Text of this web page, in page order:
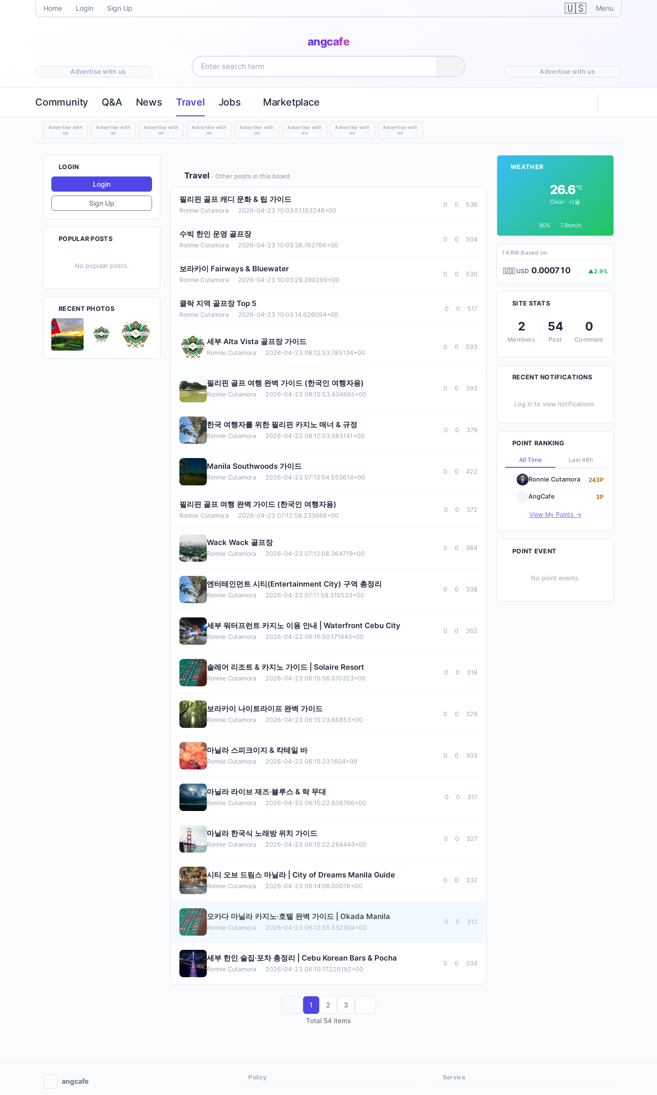
Home Login Sign Up 🇺🇸 Menu
Advertise with us
angcafe
Advertise with us
Community Q&A News Travel Jobs Marketplace
Advertise with
us
Advertise with
us
Advertise with
us
Advertise with
us
Advertise with
us
Advertise with
us
Advertise with
us
Advertise with
us
LOGIN
Login
Sign Up
POPULAR POSTS
No popular posts.
RECENT PHOTOS
Travel · Other posts in this board
필리핀 골프 캐디 문화 & 팁 가이드
Ronnie Cutamora 2026-04-23 10:03:51.153248+00
0 0 536
수빅 한인 운영 골프장
Ronnie Cutamora 2026-04-23 10:03:38.762766+00
0 0 504
보라카이 Fairways & Bluewater
Ronnie Cutamora 2026-04-23 10:03:29.390269+00
0 0 530
클락 지역 골프장 Top 5
Ronnie Cutamora 2026-04-23 10:03:14.626094+00
0 0 517
세부 Alta Vista 골프장 가이드
Ronnie Cutamora 2026-04-23 08:12:53.785134+00
0 0 593
필리핀 골프 여행 완벽 가이드 (한국인 여행자용)
Ronnie Cutamora 2026-04-23 08:12:53.434665+00
0 0 393
한국 여행자를 위한 필리핀 카지노 매너 & 규정
Ronnie Cutamora 2026-04-23 08:12:53.083141+00
0 0 379
Manila Southwoods 가이드
Ronnie Cutamora 2026-04-23 07:13:04.553614+00
0 0 422
필리핀 골프 여행 완벽 가이드 (한국인 여행자용)
Ronnie Cutamora 2026-04-23 07:12:58.233668+00
0 0 372
Wack Wack 골프장
Ronnie Cutamora 2026-04-23 07:12:08.364719+00
0 0 364
엔터테인먼트 시티(Entertainment City) 구역 총정리
Ronnie Cutamora 2026-04-23 07:11:58.310533+00
0 0 338
세부 워터프런트 카지노 이용 안내 | Waterfront Cebu City
Ronnie Cutamora 2026-04-23 06:16:50.171943+00
0 0 362
솔레어 리조트 & 카지노 가이드 | Solaire Resort
Ronnie Cutamora 2026-04-23 06:15:56.010323+00
0 0 319
보라카이 나이트라이프 완벽 가이드
Ronnie Cutamora 2026-04-23 06:15:23.66853+00
0 0 329
마닐라 스피크이지 & 칵테일 바
Ronnie Cutamora 2026-04-23 06:15:23.1604+00
0 0 303
마닐라 라이브 재즈·블루스 & 락 무대
Ronnie Cutamora 2026-04-23 06:15:22.608766+00
0 0 317
마닐라 한국식 노래방 위치 가이드
Ronnie Cutamora 2026-04-23 06:15:22.294443+00
0 0 327
시티 오브 드림스 마닐라 | City of Dreams Manila Guide
Ronnie Cutamora 2026-04-23 06:14:06.00076+00
0 0 332
오카다 마닐라 카지노·호텔 완벽 가이드 | Okada Manila
Ronnie Cutamora 2026-04-23 06:12:55.532304+00
0 0 312
세부 한인 술집·포차 총정리 | Cebu Korean Bars & Pocha
Ronnie Cutamora 2026-04-23 06:10:17.229192+00
0 0 334
1 2 3
Total 54 items
WEATHER
26.6°C
Clear · 서울
80% 7.8km/h
1 KRW Based on
🇺🇸 USD 0.000710 ▲2.9%
SITE STATS
2
Members
54
Post
0
Comment
RECENT NOTIFICATIONS
Log in to view notifications.
POINT RANKING
All Time Last 48h
Ronnie Cutamora 243P
AngCafe 3P
View My Points →
POINT EVENT
No point events.
angcafe Policy Service